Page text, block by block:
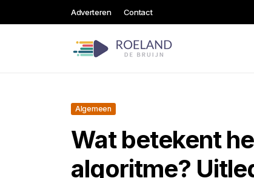
Adverteren Contact
Algemeen
Wat betekent
algoritme?